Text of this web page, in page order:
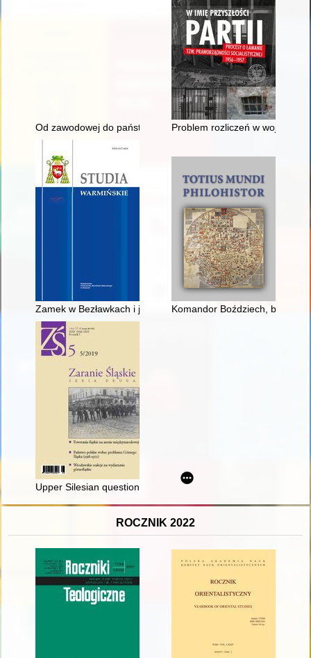
Od zawodowej do państwowej straży pożarnej w Jaśle
Problem rozliczeń w
Zamek w Bezławkach i jego domniemywane funkcje
Komandor Boździech, biskup
Upper Silesian question and the Anglophone public sphere
ROCZNIK 2022